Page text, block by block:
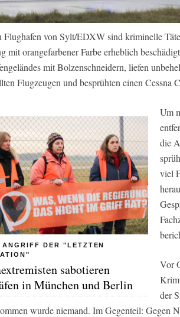
Flughafen von Sylt/EDXW sind kriminelle
mit orangefarbener Farbe erheblich
mit Bolzenschneidern, liefen
Flugzeugen und besprühten einen Cessna
ANGRIFF DER "LETZTEN
sabotieren
in München und Berlin
Um
die
viel
Vor
der
wurde niemand. Im Gegenteil: Gegen